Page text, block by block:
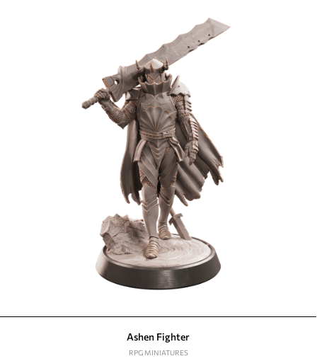
Ashen Fighter
RPG MINIATURES